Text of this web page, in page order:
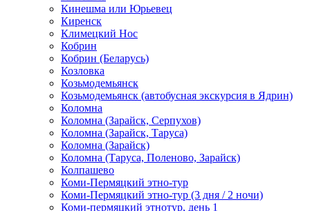
Кинешма или Юрьевец
Киренск
Климецкий Нос
Кобрин
Кобрин (Беларусь)
Козловка
Козьмодемьянск
Козьмодемьянск (автобусная экскурсия в Ядрин)
Коломна
Коломна (Зарайск, Серпухов)
Коломна (Зарайск, Таруса)
Коломна (Зарайск)
Коломна (Таруса, Поленово, Зарайск)
Колпашево
Коми-Пермяцкий этно-тур
Коми-Пермяцкий этно-тур (3 дня / 2 ночи)
Коми-пермяцкий этнотур, день 1